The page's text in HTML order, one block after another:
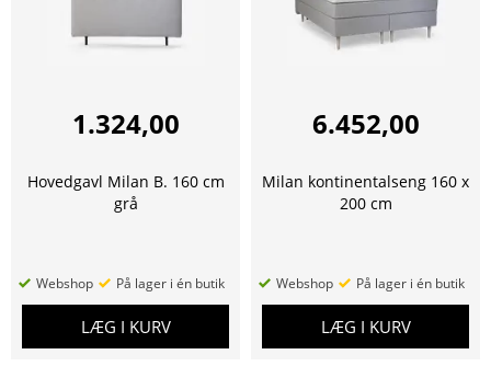
1.324,00
Hovedgavl Milan B. 160 cm
grå
Webshop På lager i én butik
LÆG I KURV
6.452,00
Milan kontinentalseng 160 x
200 cm
Webshop På lager i én butik
LÆG I KURV